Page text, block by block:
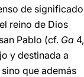
de significado
reino de Dios
Pablo (cf. Ga 4,
y destinada a
sino que además